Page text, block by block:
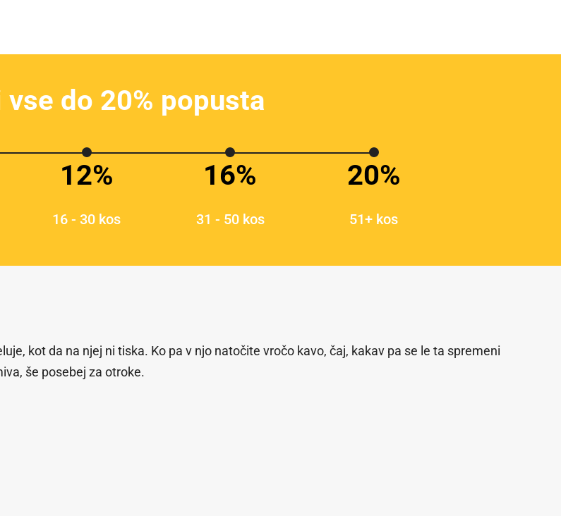
do 20% popusta
12%
16 - 30 kos
16%
31 - 50 kos
20%
51+ kos
kot da na njej ni tiska. Ko pa v njo natočite vročo kavo, čaj, kakav pa se le ta spremeni
še posebej za otroke.